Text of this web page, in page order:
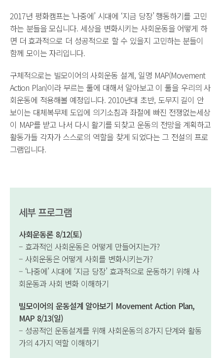
2017년 평화캠프는 ‘나중에’ 시대에 ‘지금 당장’ 행동하기를 고민
하는 분들을 모십니다. 세상을 변화시키는 사회운동을 어떻게 하
면 더 효과적으로 더 성공적으로 할 수 있을지 고민하는 분들이
함께 모이는 자리입니다.
구체적으로는 빌모이어의 사회운동 설계, 일명 MAP(Movement
Action Plan)이라 부르는 툴에 대해서 알아보고 이 툴을 우리의 사
회운동에 적용해볼 예정입니다. 2010년대 초반, 도무지 길이 안
보이는 대체복무제 도입에 의기소침과 좌절에 빠진 전쟁없는세상
이 MAP를 받고 나서 다시 활기를 되찾고 운동의 전망을 계획하고
활동가들 각자가 스스로의 역할을 찾게 되었다는 그 전설의 프로
그램입니다.
세부 프로그램
사회운동론 8/12(토)
– 효과적인 사회운동은 어떻게 만들어지는가?
– 사회운동은 어떻게 사회를 변화시키는가?
– ‘나중에’ 시대에 ‘지금 당장’ 효과적으로 운동하기 위해 사
회운동과 사회 변화 이해하기
빌모이어의 운동설계 알아보기 Movement Action Plan,
MAP 8/13(일)
– 성공적인 운동설계를 위해 사회운동의 8가지 단계와 활동
가의 4가지 역할 이해하기